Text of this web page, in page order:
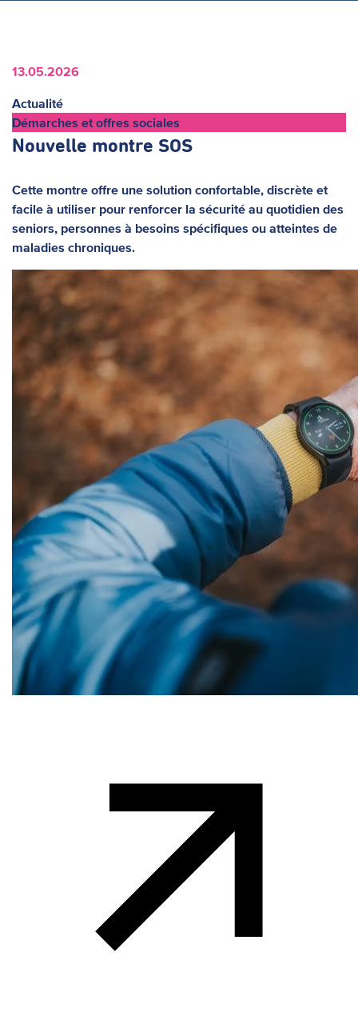
13.05.2026
Actualité
Démarches et offres sociales
Nouvelle montre SOS
Cette montre offre une solution confortable, discrète et
facile à utiliser pour renforcer la sécurité au quotidien des
seniors, personnes à besoins spécifiques ou atteintes de
maladies chroniques.